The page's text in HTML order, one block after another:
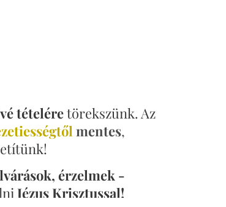
tételéretörekszünk. Az
mentes,
érzelmek -
Jézus Krisztussal!